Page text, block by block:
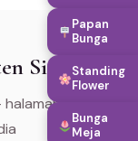
Sijunjung
khusus
Papan
Bunga
Standing
Flower
Bunga
Meja